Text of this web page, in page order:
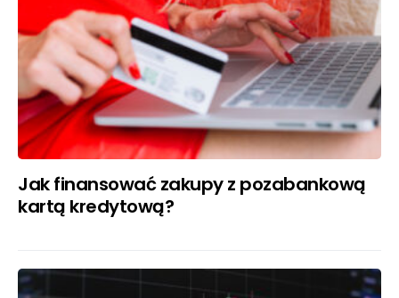
Jak finansować zakupy z pozabankową
kartą kredytową?